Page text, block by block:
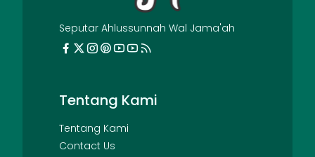
Seputar Ahlussunnah Wal Jama'ah
Tentang Kami
Tentang Kami
Contact Us